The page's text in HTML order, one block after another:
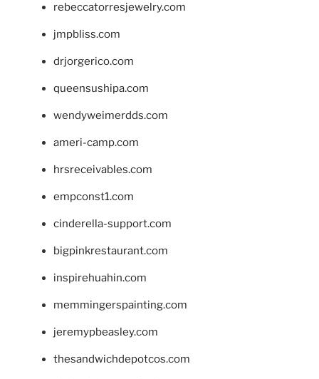
rebeccatorresjewelry.com
jmpbliss.com
drjorgerico.com
queensushipa.com
wendyweimerdds.com
ameri-camp.com
hrsreceivables.com
empconst1.com
cinderella-support.com
bigpinkrestaurant.com
inspirehuahin.com
memmingerspainting.com
jeremypbeasley.com
thesandwichdepotcos.com